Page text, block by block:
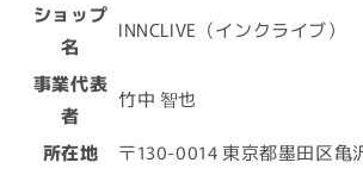
ショップ
名
INNCLIVE（インクライブ）
事業代表
者
竹中 智也
所在地 〒130-0014東京都墨田区亀